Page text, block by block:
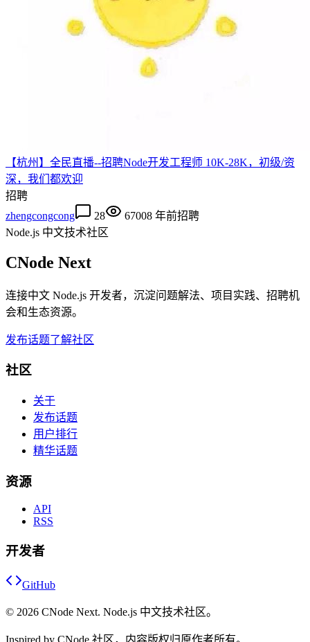
【杭州】全民直播--招聘Node开发工程师 10K-28K，初级/资
深，我们都欢迎
招聘
zhengcongcong
28 67008 年前招聘
Node.js 中文技术社区
CNode Next
连接中文 Node.js 开发者，沉淀问题解法、项目实践、招聘机
会和生态资源。
发布话题了解社区
社区
关于
发布话题
用户排行
精华话题
资源
API
RSS
开发者
GitHub
© 2026 CNode Next. Node.js 中文技术社区。
Inspired by CNode 社区，内容版权归原作者所有。